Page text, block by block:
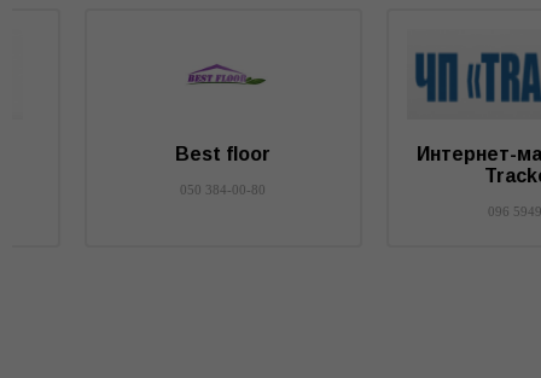
Электрокабель
067 4301117
Компания